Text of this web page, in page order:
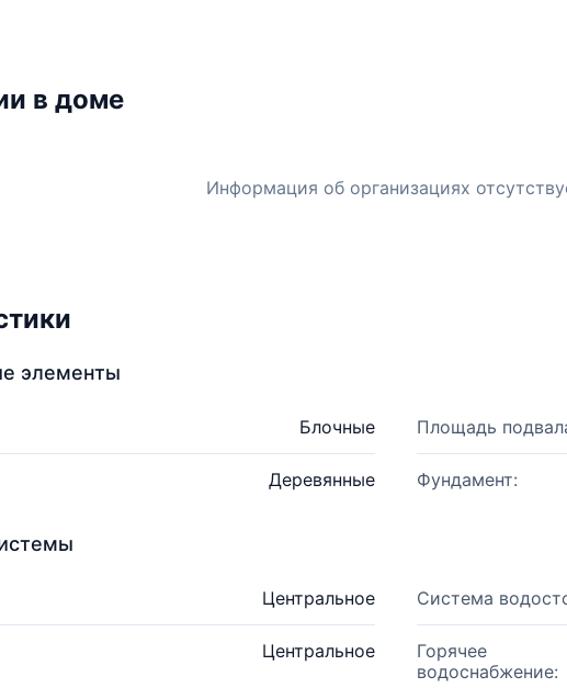
в доме
Информация об организациях
элементы
Блочные Площадь
Деревянные Фундамент:
Центральное Система
Центральное
Горячее
водоснабжение: